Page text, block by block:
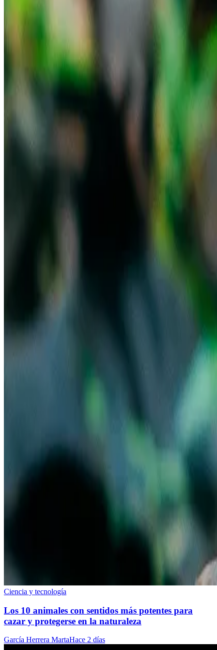
Ciencia y tecnología
Los 10 animales con sentidos más potentes para
cazar y protegerse en la naturaleza
García Herrera MartaHace 2 días